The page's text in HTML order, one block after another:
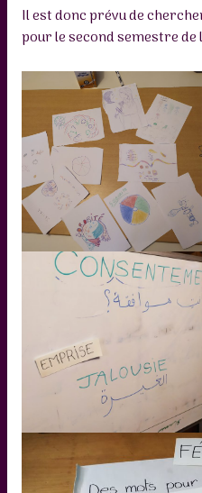
Il est donc prévu de
pour le second semestre de